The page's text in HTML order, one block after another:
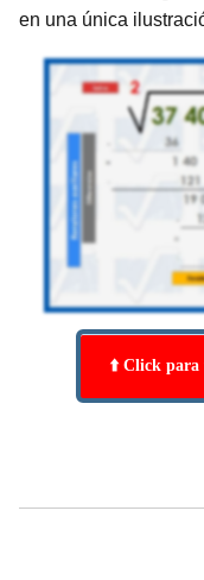
en una única
⬆️ Click para